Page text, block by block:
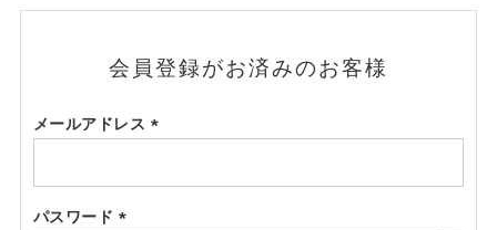
会員登録がお済みのお客様
メールアドレス
須)
パスワード